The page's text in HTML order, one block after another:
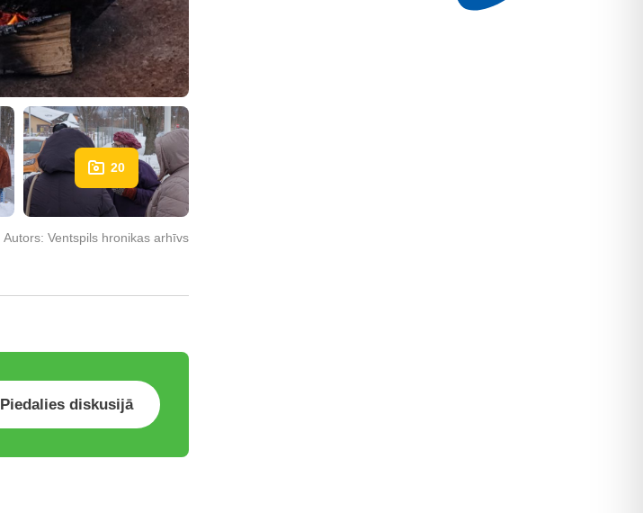
20
Autors: Ventspils hronikas arhīvs
Piedalies diskusijā